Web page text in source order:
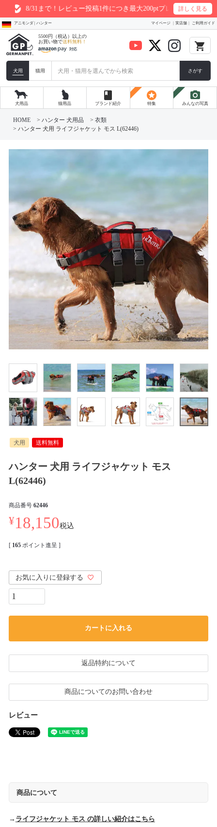
！レビュー投稿1件につき最大200ptプレゼント 詳しく見る
アニモンダ | ハンター マイページ 実店舗 ご利用ガイド
5500円（税込）以上の
お買い物で送料無料！ local_grocery_store
犬用 猫用 さがす
犬用品 猫用品
book
ブランド紹介
stars
特集
photo_camera
みんなの写真
HOME ハンター 犬用品
衣類
ハンター 犬用 ライフジャケット モス L(62446)
犬用 送料無料
ハンター 犬用 ライフジャケット モス
L(62446)
商品番号 62446
¥18,150税込
[ 165 ポイント進呈 ]
お気に入りに登録する
カートに入れる
返品特約について
商品についてのお問い合わせ
レビュー
商品について
→ ライフジャケット モス の詳しい紹介はこちら